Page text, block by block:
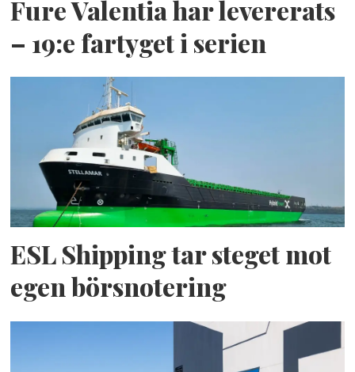
Fure Valentia har levererats
– 19:e fartyget i serien
ESL Shipping tar steget mot
egen börsnotering